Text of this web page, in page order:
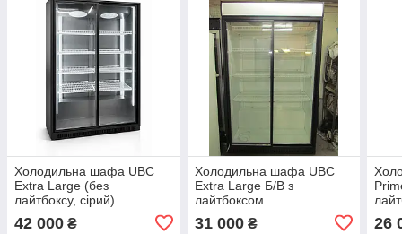
Холодильна шафа UBC
Extra Large (без
лайтбоксу, сірий)
42 000 ₴
Холодильна шафа UBC
Extra Large Б/В з
лайтбоксом
31 000₴ 26